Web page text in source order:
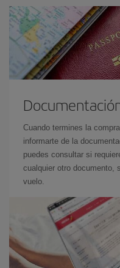
Cuando termines la
informarte de la
puedes consultar si
cualquier otro documento,
vuelo.